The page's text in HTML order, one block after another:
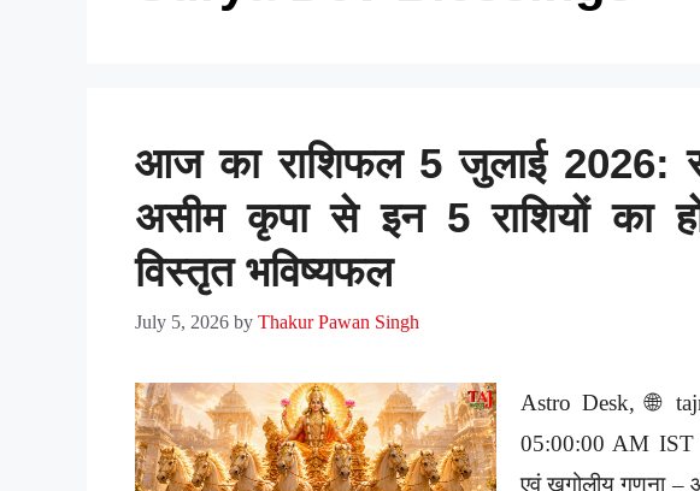
आज का राशिफल 5 जुलाई 2026:
असीम कृपा से इन 5 राशियों का
विस्तृत भविष्यफल
July 5, 2026 by Thakur Pawan Singh
Astro Desk, 🌐
05:00:00 AM IST
एवं खगोलीय गणना –